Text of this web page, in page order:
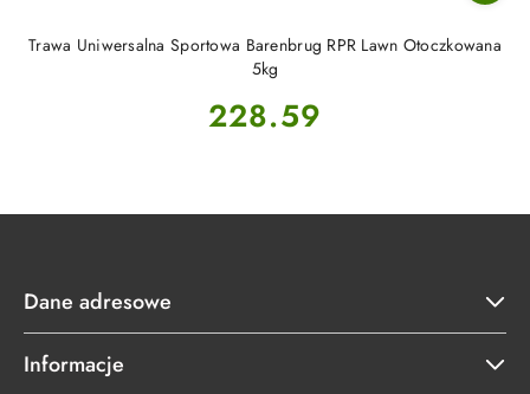
Trawa Uniwersalna Sportowa Barenbrug RPR Lawn Otoczkowana
5kg
Cena:
228.59
Dane adresowe
Informacje